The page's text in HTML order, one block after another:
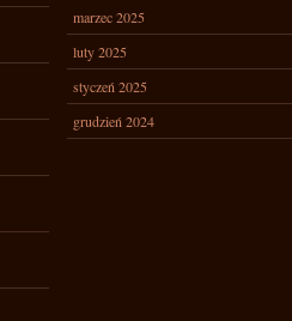
marzec 2025
luty 2025
styczeń 2025
grudzień 2024